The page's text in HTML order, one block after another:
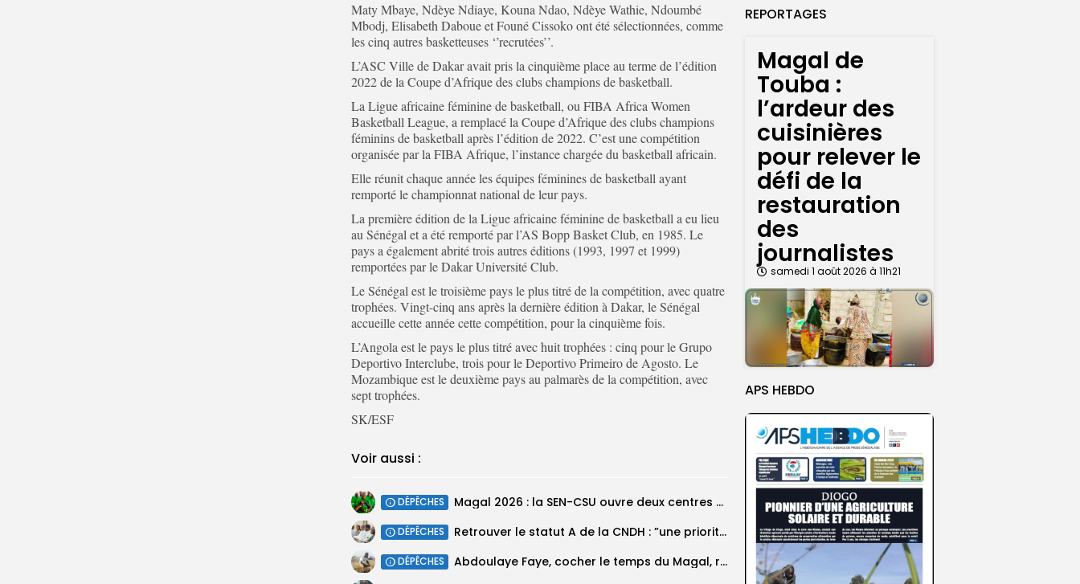
REPORTAGES
Magal de
Touba :
l’ardeur des
cuisinières
pour relever le
défi de la
restauration
des
journalistes
samedi 1 août 2026 à 11h21
APS HEBDO
Maty Mbaye, Ndèye Ndiaye, Kouna Ndao, Ndèye Wathie, Ndoumbé
Mbodj, Elisabeth Daboue et Founé Cissoko ont été sélectionnées, comme
les cinq autres basketteuses ‘’recrutées’’.
L’ASC Ville de Dakar avait pris la cinquième place au terme de l’édition
2022 de la Coupe d’Afrique des clubs champions de basketball.
La Ligue africaine féminine de basketball, ou FIBA Africa Women
Basketball League, a remplacé la Coupe d’Afrique des clubs champions
féminins de basketball après l’édition de 2022. C’est une compétition
organisée par la FIBA Afrique, l’instance chargée du basketball africain.
Elle réunit chaque année les équipes féminines de basketball ayant
remporté le championnat national de leur pays.
La première édition de la Ligue africaine féminine de basketball a eu lieu
au Sénégal et a été remporté par l’AS Bopp Basket Club, en 1985. Le
pays a également abrité trois autres éditions (1993, 1997 et 1999)
remportées par le Dakar Université Club.
Le Sénégal est le troisième pays le plus titré de la compétition, avec quatre
trophées. Vingt-cinq ans après la dernière édition à Dakar, le Sénégal
accueille cette année cette compétition, pour la cinquième fois.
L’Angola est le pays le plus titré avec huit trophées : cinq pour le Grupo
Deportivo Interclube, trois pour le Deportivo Primeiro de Agosto. Le
Mozambique est le deuxième pays au palmarès de la compétition, avec
sept trophées.
SK/ESF
Voir aussi :
DÉPÊCHES Magal 2026 : la SEN-CSU ouvre deux centres d’enrôlement à Touba
DÉPÊCHES Retrouver le statut A de la CNDH : ”une priorité nationale”, selon...
DÉPÊCHES Abdoulaye Faye, cocher le temps du Magal, rêve d’un lendemain meilleur